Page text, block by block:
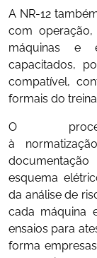
A NR-12
com
máquinas e
capacitados,
compatível,
formais do
O
à
esquema
da análise de
cada máquina
ensaios para
forma